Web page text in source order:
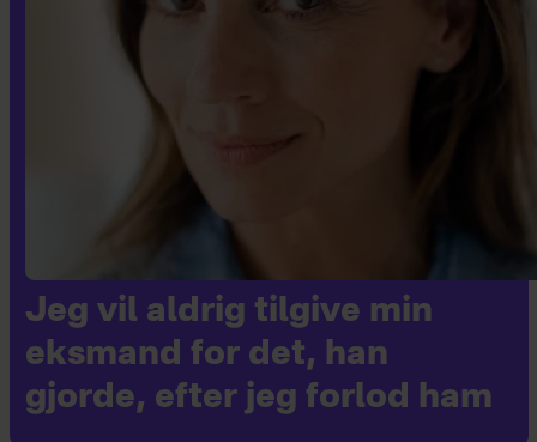
Jeg vil aldrig tilgive min
eksmand for det, han
gjorde, efter jeg forlod ham